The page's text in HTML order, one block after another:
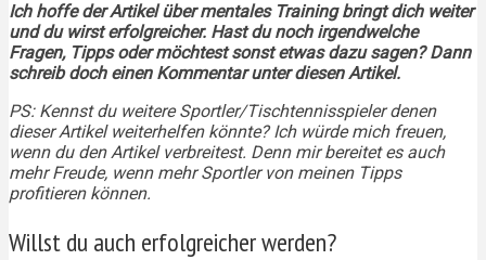
Ich hoffe der Artikel über mentales Training bringt dich weiter
und du wirst erfolgreicher. Hast du noch irgendwelche
Fragen, Tipps oder möchtest sonst etwas dazu sagen? Dann
schreib doch einen Kommentar unter diesen Artikel.
PS: Kennst du weitere Sportler/Tischtennisspieler denen
dieser Artikel weiterhelfen könnte? Ich würde mich freuen,
wenn du den Artikel verbreitest. Denn mir bereitet es auch
mehr Freude, wenn mehr Sportler von meinen Tipps
profitieren können.
Willst du auch erfolgreicher werden?